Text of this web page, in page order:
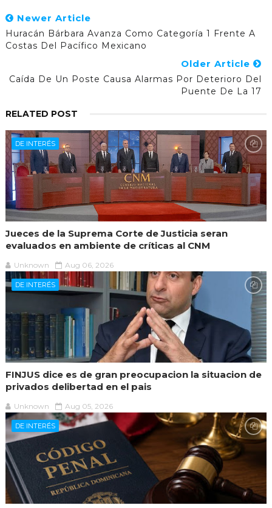
Newer Article
Huracán Bárbara Avanza Como Categoría 1 Frente A
Costas Del Pacífico Mexicano
Older Article
Caída De Un Poste Causa Alarmas Por Deterioro Del
Puente De La 17
RELATED POST
DE INTERÉS
Jueces de la Suprema Corte de Justicia seran
evaluados en ambiente de críticas al CNM
Unknown Aug 06, 2026
DE INTERÉS
FINJUS dice es de gran preocupacion la situacion de
privados delibertad en el pais
Unknown Aug 05, 2026
DE INTERÉS